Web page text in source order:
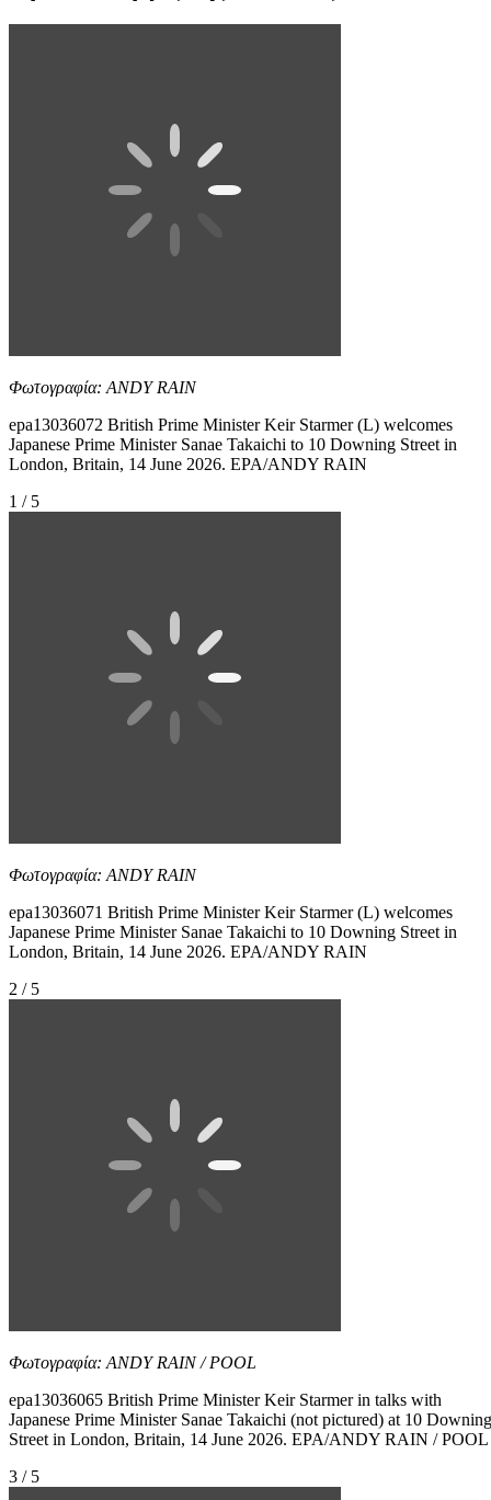
Φωτογραφία: ANDY RAIN
epa13036072 British Prime Minister Keir Starmer (L) welcomes
Japanese Prime Minister Sanae Takaichi to 10 Downing Street in
London, Britain, 14 June 2026. EPA/ANDY RAIN
1 / 5
Φωτογραφία: ANDY RAIN
epa13036071 British Prime Minister Keir Starmer (L) welcomes
Japanese Prime Minister Sanae Takaichi to 10 Downing Street in
London, Britain, 14 June 2026. EPA/ANDY RAIN
2 / 5
Φωτογραφία: ANDY RAIN / POOL
epa13036065 British Prime Minister Keir Starmer in talks with
Japanese Prime Minister Sanae Takaichi (not pictured) at 10 Downing
Street in London, Britain, 14 June 2026. EPA/ANDY RAIN / POOL
3 / 5